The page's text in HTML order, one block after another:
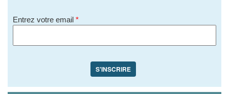
Entrez votre email *
S'INSCRIRE